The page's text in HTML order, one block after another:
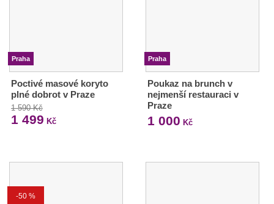
Praha
Poctivé masové koryto
plné dobrot v Praze
1 590 Kč
1 499 Kč
Praha
Poukaz na brunch v
nejmenší restauraci v
Praze
1 000 Kč
-50 %